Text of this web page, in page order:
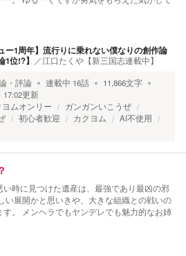
ー1周年】流行りに乗れない僕なりの創作論
1位!?】
／江口たくや【新三国志連載中】
・評論 連載中 16話 11,866文字
17:02更新
ヨムオンリー
ガンガンいこうぜ
初心者歓迎 カクヨム
AI不使用
い時に見つけた遺産は、最強であり最凶の邪
い展開かと思いきや、大きな組織との戦いの
。 メンヘラでもヤンデレでも魅力的なお姉